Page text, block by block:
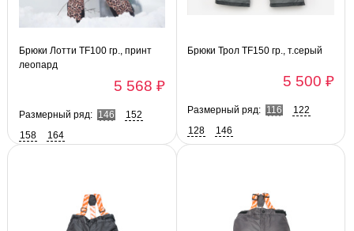
Брюки Лотти TF100 гр., принт
леопард
5 568 ₽
Размерный ряд: 146
152
158
164
Брюки Трол TF150 гр., т.серый
5 500 ₽
Размерный ряд: 116
122
128
146